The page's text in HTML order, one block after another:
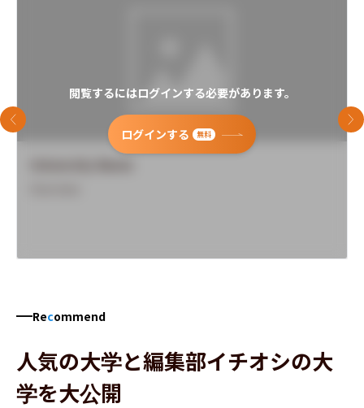
閲覧するにはログインする必要があります。
ログインする 無料
前のスライド 次
Recommend
人気の大学と編集部イチオシの大
学を大公開